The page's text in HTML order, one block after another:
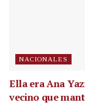
NACIONALES
Ella era Ana
vecino que